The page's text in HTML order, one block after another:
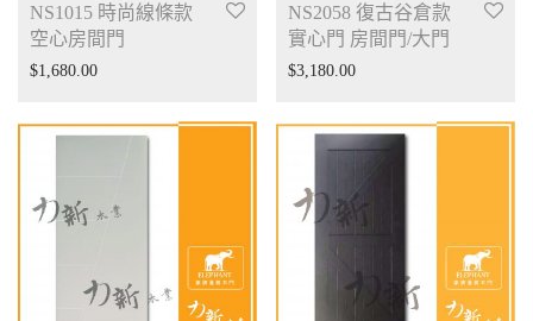
NS1015 時尚線條款
空心房間門
$1,680.00
NS2058 復古谷倉款
實心門 房間門/大門
$3,180.00